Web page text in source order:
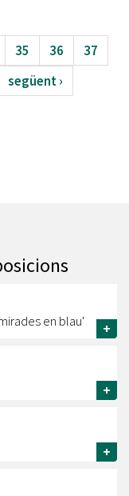
35 36
37
següent ›
en blau'
+
+
+